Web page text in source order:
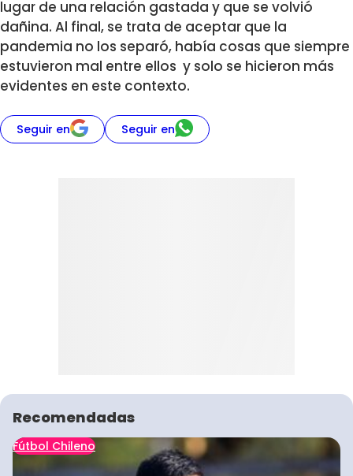
lugar de una relación gastada y que se volvió
dañina. Al final, se trata de aceptar que la
pandemia no los separó, había cosas que siempre
estuvieron mal entre ellos y solo se hicieron más
evidentes en este contexto.
Seguir en Seguir en
Recomendadas
Fútbol Chileno